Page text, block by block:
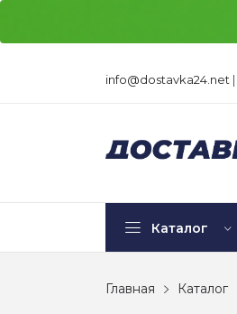
info@dostavka24.net |
Каталог
Главная Каталог